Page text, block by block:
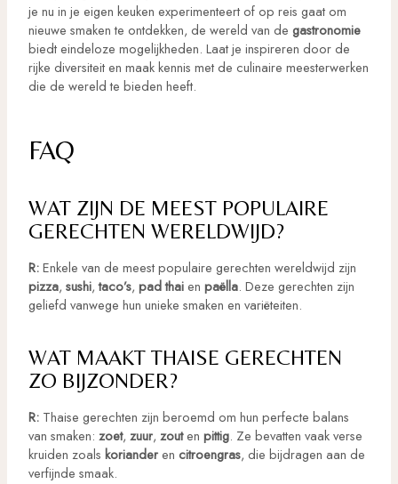
je nu in je eigen keuken experimenteert of op reis gaat om
nieuwe smaken te ontdekken, de wereld van de gastronomie
biedt eindeloze mogelijkheden. Laat je inspireren door de
rijke diversiteit en maak kennis met de culinaire meesterwerken
die de wereld te bieden heeft.
FAQ
WAT ZIJN DE MEEST POPULAIRE
GERECHTEN WERELDWIJD?
R:Enkele van de meest populaire gerechten wereldwijd zijn
pizza, sushi,taco’s, pad thaien paëlla. Deze gerechten zijn
geliefd vanwege hun unieke smaken en variëteiten.
WAT MAAKT THAISE GERECHTEN
ZO BIJZONDER?
R:Thaise gerechten zijn beroemd om hun perfecte balans
van smaken: zoet, zuur, zouten pittig. Ze bevatten vaak verse
kruiden zoals korianderen citroengras, die bijdragen aan de
verfijnde smaak.